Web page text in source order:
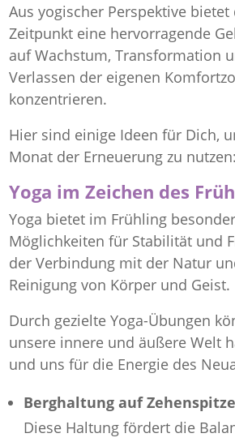
Aus yogischer Perspektive bietet
Zeitpunkt eine hervorragende
auf Wachstum, Transformation
Verlassen der eigenen
konzentrieren.
Hier sind einige Ideen für Dich,
Monat der Erneuerung zu nutzen:
Yoga im Zeichen des
Yoga bietet im Frühling
Möglichkeiten für Stabilität und
der Verbindung mit der Natur
Reinigung von Körper und Geist.
Durch gezielte Yoga-Übungen
unsere innere und äußere Welt
und uns für die Energie des
Berghaltung auf
Diese Haltung fördert die